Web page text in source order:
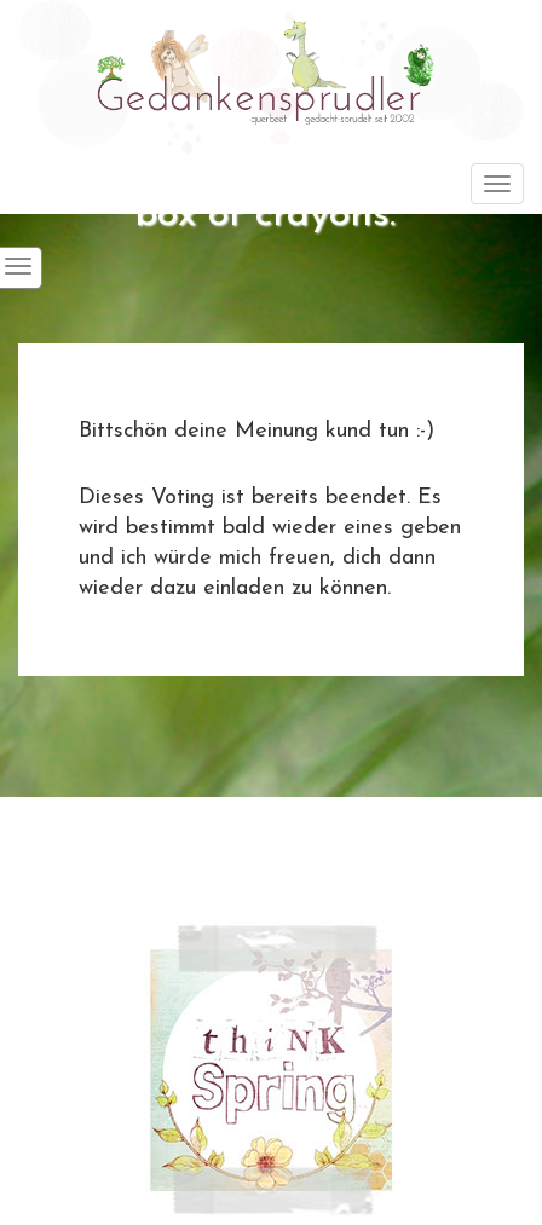
"Life is about using the whole
box of crayons."
Bittschön deine Meinung kund tun :-)
Dieses Voting ist bereits beendet. Es
wird bestimmt bald wieder eines geben
und ich würde mich freuen, dich dann
wieder dazu einladen zu können.